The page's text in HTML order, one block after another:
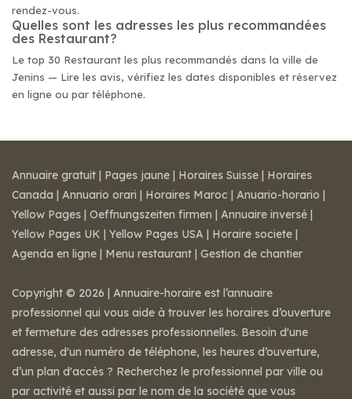
rendez-vous.
Quelles sont les adresses les plus recommandées
des Restaurant?
Le top 30 Restaurant les plus recommandés dans la ville de
Jenins — Lire les avis, vérifiez les dates disponibles et réservez
en ligne ou par téléphone.
Annuaire gratuit | Pages jaune | Horaires Suisse | Horaires
Canada | Annuario orari | Horaires Maroc | Anuario-horario |
Yellow Pages | Oeffnungszeiten firmen | Annuaire inversé |
Yellow Pages UK | Yellow Pages USA | Horaire societe |
Agenda en ligne | Menu restaurant | Gestion de chantier
Copyright © 2026 | Annuaire-horaire est l’annuaire
professionnel qui vous aide à trouver les horaires d’ouverture
et fermeture des adresses professionnelles. Besoin d'une
adresse, d'un numéro de téléphone, les heures d’ouverture,
d’un plan d'accès ? Recherchez le professionnel par ville ou
par activité et aussi par le nom de la société que vous